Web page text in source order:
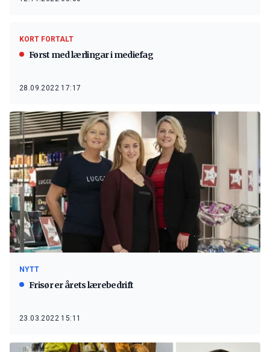
KORT FORTALT
Først med lærlingar i mediefag
28.09.2022 17:17
NYTT
Frisør er årets lærebedrift
23.03.2022 15:11